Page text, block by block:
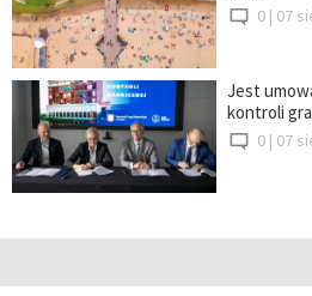
0 | 07
Jest
kontroli
0 | 07